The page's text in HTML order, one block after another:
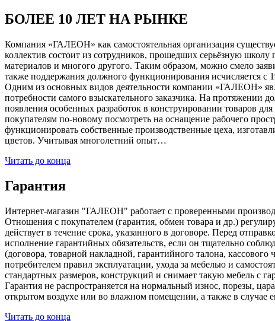
БОЛЕЕ 10 ЛЕТ НА РЫНКЕ
Компания «ГАЛЕОН» как самостоятельная организация
коллектив состоит из сотрудников, прошедших серьёзную
материалов и многого другого. Таким образом, можно смело
также поддержания должного функционирования исчисляется с
Одним из основных видов деятельности компании «ГАЛЕОН»
потребности самого взыскательного заказчика. На протяжении
появления особенных разработок в конструировании товаров
покупателям по-новому посмотреть на оснащение рабочего
функционировать собственные производственные цеха,
цветов. Учитывая многолетний опыт…
Читать до конца
Гарантия
Интернет-магазин "ГАЛЕОН" работает с проверенными
Отношения с покупателем (гарантия, обмен товара и др.)
действует в течение срока, указанного в договоре. Перед
исполнение гарантийных обязательств, если он тщательно
(договора, товарной накладной, гарантийного талона,
потребителем правил эксплуатации, ухода за мебелью и
стандартных размеров, конструкций и снимает такую мебель с
Гарантия не распространяется на нормальный износ, порезы,
открытом воздухе или во влажном помещении, а также в
Читать до конца